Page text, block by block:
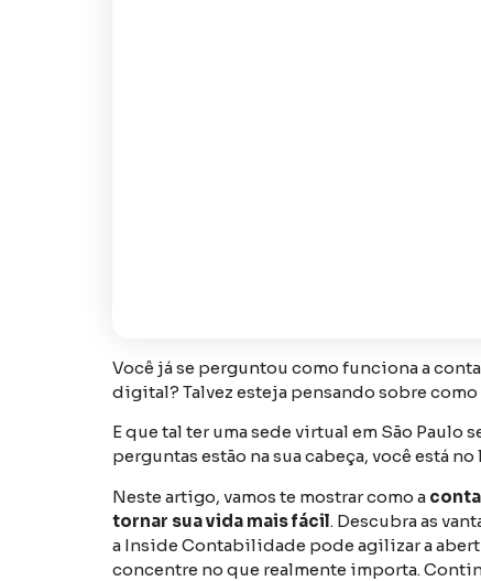
Você já se perguntou como funciona a
digital? Talvez esteja pensando sobre
E que tal ter uma sede virtual em São Paulo
perguntas estão na sua cabeça, você está
Neste artigo, vamos te mostrar como a
tornar sua vida mais fácil. Descubra as
a Inside Contabilidade pode agilizar a
concentre no que realmente importa.